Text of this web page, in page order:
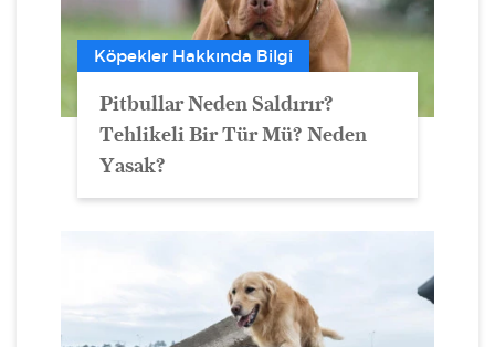
Köpekler Hakkında Bilgi
Pitbullar Neden Saldırır?
Tehlikeli Bir Tür Mü? Neden
Yasak?